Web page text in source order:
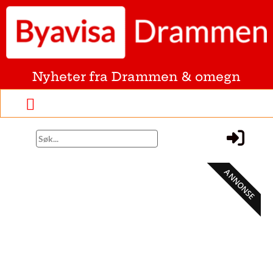
Nyheter fra Drammen & omegn
ANNONSE